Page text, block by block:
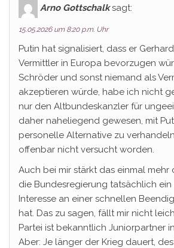
Arno Gottschalk sagt:
15.05.2026 um 8:20 p.m. Uhr
Putin hat signalisiert, dass er
Vermittler in Europa bevorzugen
Schröder und sonst niemand als
akzeptieren würde, habe ich nicht
nur den Altbundeskanzler für
daher naheliegend gewesen, mit
personelle Alternative zu
offenbar nicht versucht worden.
Auch bei mir stärkt das einmal mehr
die Bundesregierung tatsächlich
Interesse an einer schnellen
hat. Das zu sagen, fällt mir nicht
Partei ist bekanntlich Juniorpartner
Aber: Je länger der Krieg dauert,